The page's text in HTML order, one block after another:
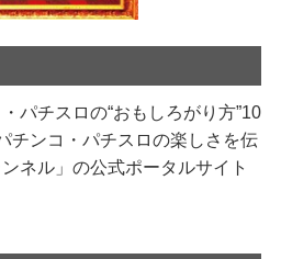
パチスロの“おもしろがり方”10
チンコ・パチスロの楽しさを伝
ネル」の公式ポータルサイト